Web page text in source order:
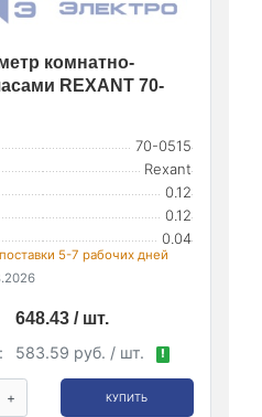
комнатно-
REXANT 70-
70-0515
Rexant
0.12
0.12
0.04
5-7 рабочих дней
648.43 / шт.
583.59 руб. / шт. !
+ КУПИТЬ